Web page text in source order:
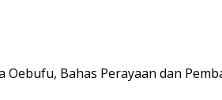
Bahas Perayaan dan